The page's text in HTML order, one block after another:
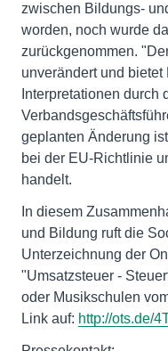
zwischen Bildungs-
worden, noch wurde
zurückgenommen.
unverändert und
Interpretationen durch
geplanten Änderung
bei der EU-Richtlinie
handelt.
In diesem
und Bildung ruft die
Unterzeichnung der
"Umsatzsteuer -
oder Musikschulen
Link auf: http://ots.de/